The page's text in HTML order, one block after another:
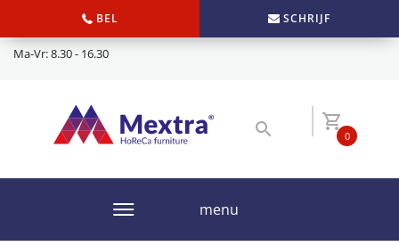
BEL SCHRIJF
Ma-Vr: 8.30 - 16.30
0
menu